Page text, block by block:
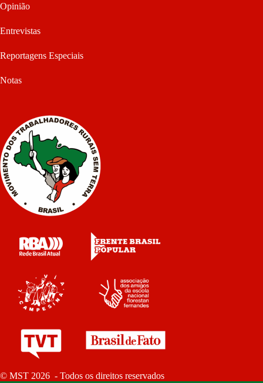
Opinião
Entrevistas
Reportagens Especiais
Notas
© MST 2026 - Todos os direitos reservados